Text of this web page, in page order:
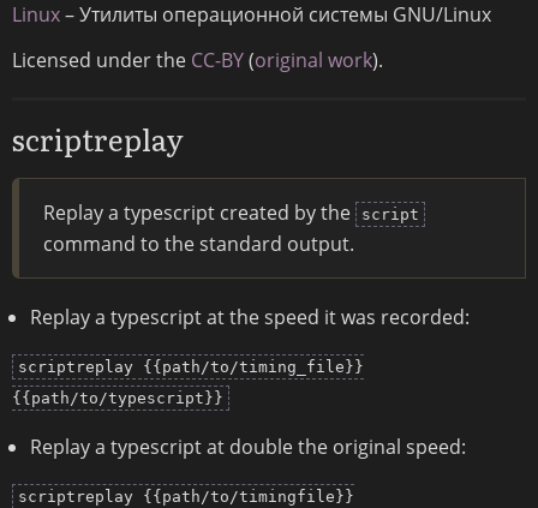
Linux– Утилиты операционной системы GNU/Linux
Licensed under the CC-BY(original work).
scriptreplay
Replay a typescript created by the script
command to the standard output.
Replay a typescript at the speed it was recorded:
scriptreplay {{path/to/timing_file}}
{{path/to/typescript}}
Replay a typescript at double the original speed:
scriptreplay {{path/to/timingfile}}